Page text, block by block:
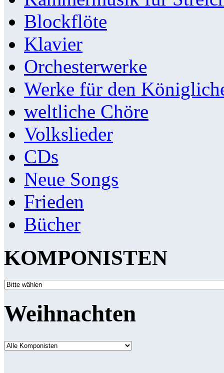
Blockflöte
Klavier
Orchesterwerke
Werke für den
weltliche Chöre
Volkslieder
CDs
Neue Songs
Frieden
Bücher
KOMPONISTEN
Weihnachten